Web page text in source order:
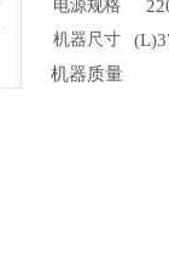
电源规格
机器尺寸
机器质量